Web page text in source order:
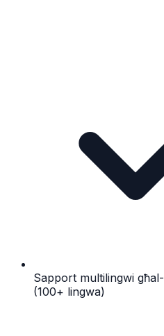
Sapport multilingwi
(100+ lingwa)